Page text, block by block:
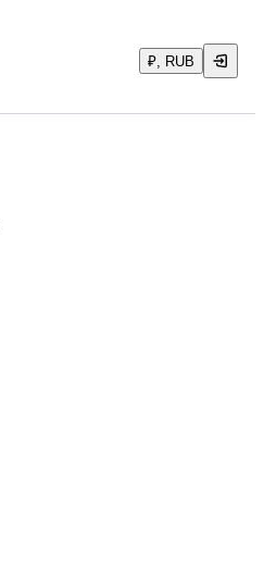
₽, RUB